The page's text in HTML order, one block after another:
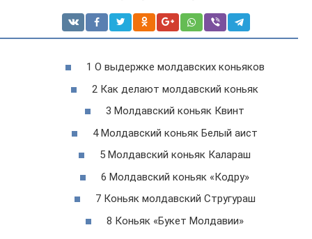
1 О выдержке молдавских коньяков
2 Как делают молдавский коньяк
3 Молдавский коньяк Квинт
4 Молдавский коньяк Белый аист
5 Молдавский коньяк Калараш
6 Молдавский коньяк «Кодру»
7 Коньяк молдавский Стругураш
8 Коньяк «Букет Молдавии»